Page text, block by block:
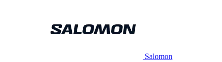
Salomon